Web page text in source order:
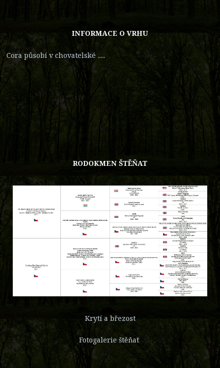
INFORMACE O VRHU
Cora působí v chovatelské .....
RODOKMEN ŠTĚŇAT
Krytí a březost
Fotogalerie štěňat